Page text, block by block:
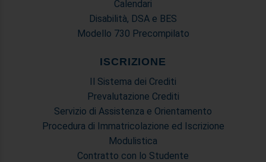
Calendari
Disabilità, DSA e BES
Modello 730 Precompilato
ISCRIZIONE
Il Sistema dei Crediti
Prevalutazione Crediti
Servizio di Assistenza e Orientamento
Procedura di Immatricolazione ed Iscrizione
Modulistica
Contratto con lo Studente